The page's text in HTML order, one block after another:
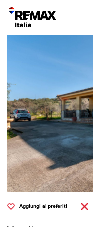
Aggiungi ai preferiti